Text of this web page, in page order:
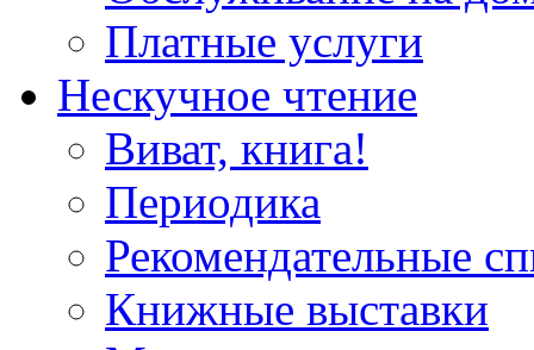
Платные услуги
Нескучное чтение
Виват, книга!
Периодика
Рекомендательные
Книжные выставки